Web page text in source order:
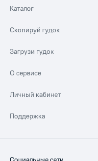
Каталог
Скопируй гудок
Загрузи гудок
О сервисе
Личный кабинет
Поддержка